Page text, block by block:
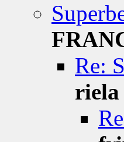
Re:
riela